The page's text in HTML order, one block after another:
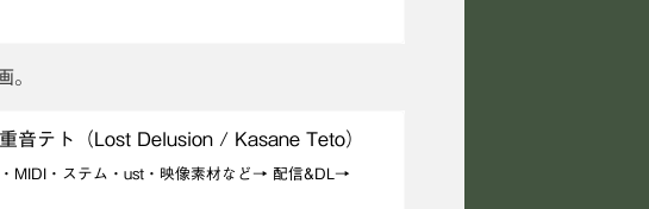
。
音テト（Lost Delusion / Kasane Teto）
MIDI・ステム・ust・映像素材など→ 配信&DL→